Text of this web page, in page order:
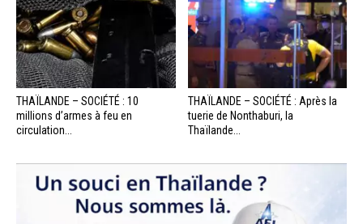
THAÏLANDE – SOCIÉTÉ : 10
millions d’armes à feu en
circulation...
THAÏLANDE – SOCIÉTÉ : Après la
tuerie de Nonthaburi, la
Thaïlande...